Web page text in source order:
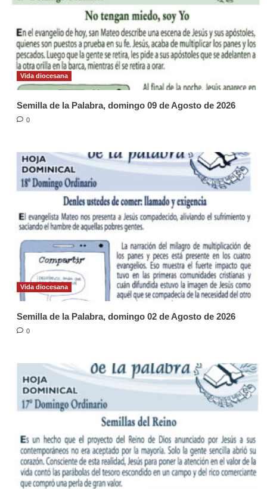
Vida diocesana
Semilla de la Palabra, domingo 09 de Agosto de 2026
0
Vida diocesana
Semilla de la Palabra, domingo 02 de Agosto de 2026
0